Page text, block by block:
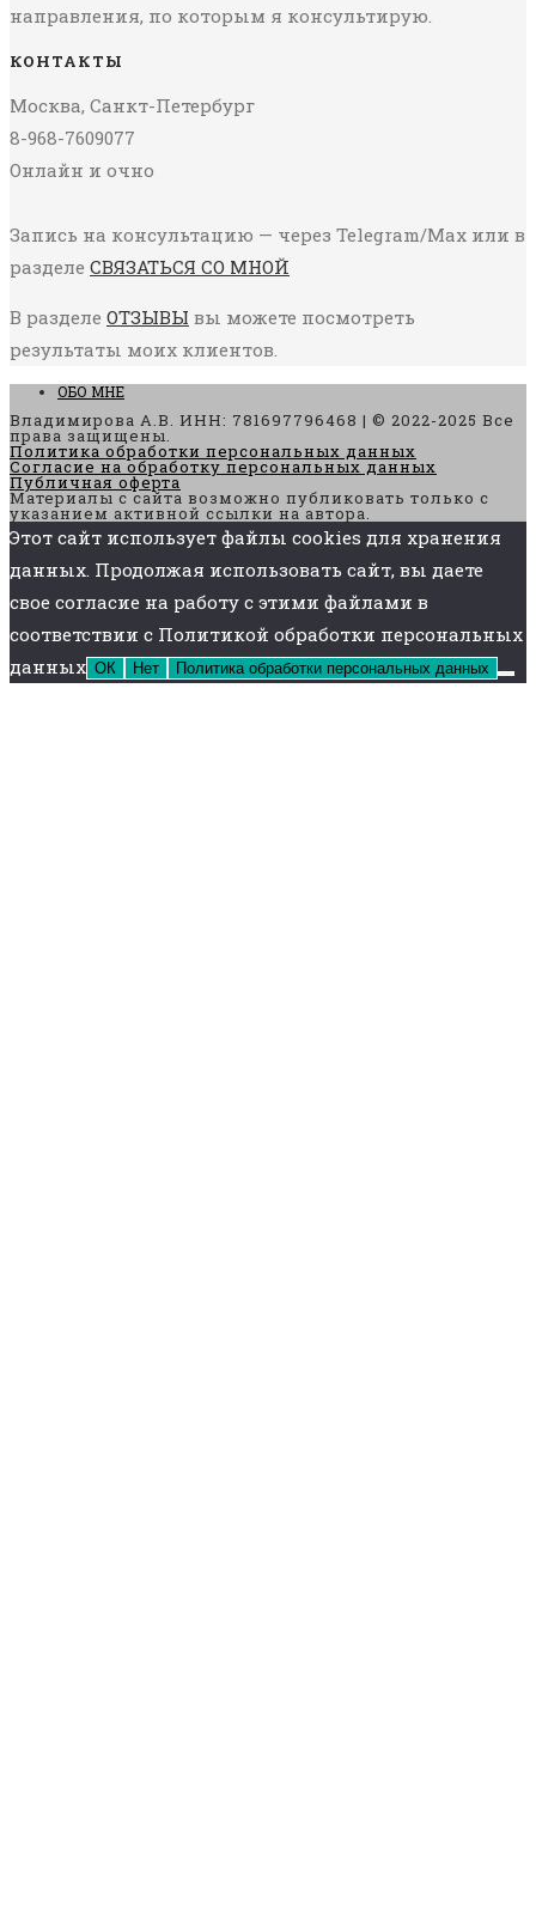
направления, по которым я консультирую.
КОНТАКТЫ
Москва, Санкт-Петербург
8-968-7609077
Онлайн и очно
Запись на консультацию — через Telegram/Max или в
разделе СВЯЗАТЬСЯ СО МНОЙ
В разделе ОТЗЫВЫ вы можете посмотреть
результаты моих клиентов.
ОБО МНЕ
Владимирова А.В. ИНН: 781697796468 | © 2022-2025 Все
права защищены.
Политика обработки персональных данных
Согласие на обработку персональных данных
Публичная оферта
Материалы с сайта возможно публиковать только с
указанием активной ссылки на автора.
Этот сайт использует файлы cookies для хранения
данных. Продолжая использовать сайт, вы даете
свое согласие на работу с этими файлами в
соответствии с Политикой обработки персональных
данных ОК Нет Политика обработки персональных данных